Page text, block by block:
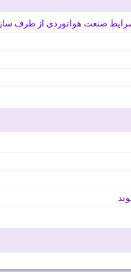
صنعت هوانوردی از طرف